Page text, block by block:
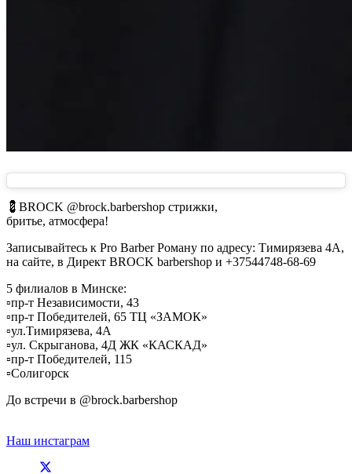
💈BROCK @brock.barbershop стрижки,
бритье, атмосфера!
Записывайтесь к Pro Barber Роману по адресу: Тимирязева 4А,
на сайте, в Директ BROCK barbershop и +37544748-68-69
5 филиалов в Минске:
▫️пр-т Независимости, 43
▫️пр-т Победителей, 65 ТЦ «ЗАМОК»
▫️ул.Тимирязева, 4А
▫️ул. Скрыганова, 4Д ЖК «КАСКАД»
▫️пр-т Победителей, 115
▫️Солигорск
До встречи в @brock.barbershop
Наш инстаграм